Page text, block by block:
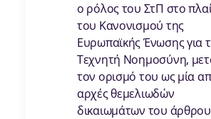
ο ρόλος του ΣτΠ στο
του Κανονισμού της
Ευρωπαϊκής Ένωσης για
Τεχνητή Νοημοσύνη,
τον ορισμό του ως μία
αρχές θεμελιωδών
δικαιωμάτων του